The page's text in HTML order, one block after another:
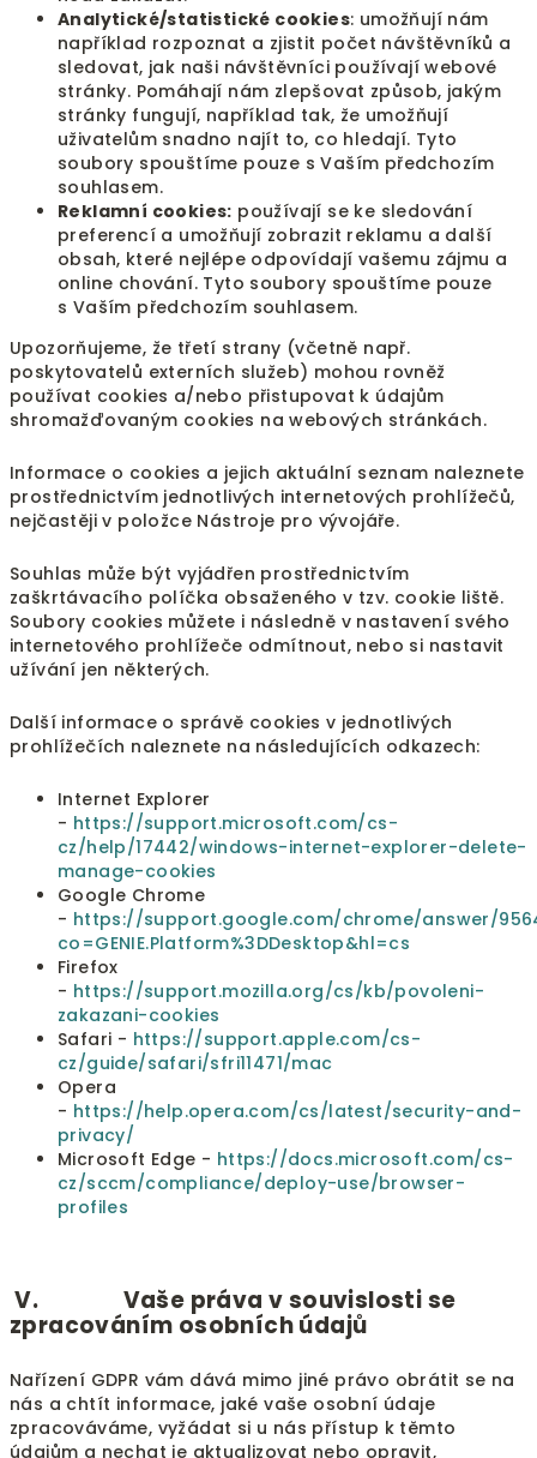
Analytické/statistické cookies: umožňují nám
například rozpoznat a zjistit počet návštěvníků a
sledovat, jak naši návštěvníci používají webové
stránky. Pomáhají nám zlepšovat způsob, jakým
stránky fungují, například tak, že umožňují
uživatelům snadno najít to, co hledají. Tyto
soubory spouštíme pouze s Vaším předchozím
souhlasem.
Reklamní cookies: používají se ke sledování
preferencí a umožňují zobrazit reklamu a další
obsah, které nejlépe odpovídají vašemu zájmu a
online chování. Tyto soubory spouštíme pouze
s Vaším předchozím souhlasem.
Upozorňujeme, že třetí strany (včetně např.
poskytovatelů externích služeb) mohou rovněž
používat cookies a/nebo přistupovat k údajům
shromažďovaným cookies na webových stránkách.
Informace o cookies a jejich aktuální seznam naleznete
prostřednictvím jednotlivých internetových prohlížečů,
nejčastěji v položce Nástroje pro vývojáře.
Souhlas může být vyjádřen prostřednictvím
zaškrtávacího políčka obsaženého v tzv. cookie liště.
Soubory cookies můžete i následně v nastavení svého
internetového prohlížeče odmítnout, nebo si nastavit
užívání jen některých.
Další informace o správě cookies v jednotlivých
prohlížečích naleznete na následujících odkazech:
Internet Explorer
- https://support.microsoft.com/cs-
cz/help/17442/windows-internet-explorer-delete-
manage-cookies
Google Chrome
- https://support.google.com/chrome/answer/
co=GENIE.Platform%3DDesktop&hl=cs
Firefox
- https://support.mozilla.org/cs/kb/povoleni-
zakazani-cookies
Safari - https://support.apple.com/cs-
cz/guide/safari/sfri11471/mac
Opera
- https://help.opera.com/cs/latest/security-and-
privacy/
Microsoft Edge - https://docs.microsoft.com/cs-
cz/sccm/compliance/deploy-use/browser-
profiles
V. Vaše práva v souvislosti se
zpracováním osobních údajů
Nařízení GDPR vám dává mimo jiné právo obrátit se na
nás a chtít informace, jaké vaše osobní údaje
zpracováváme, vyžádat si u nás přístup k těmto
údajům a nechat je aktualizovat nebo opravit,